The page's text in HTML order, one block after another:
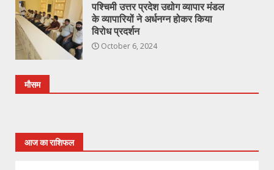
पश्चिमी उत्तर प्रदेश उद्योग व्यापार मंडल
के व्यापारियों ने अर्धनग्न होकर किया
विरोध प्रदर्शन
October 6, 2024
मौसम
आज का राशिफल